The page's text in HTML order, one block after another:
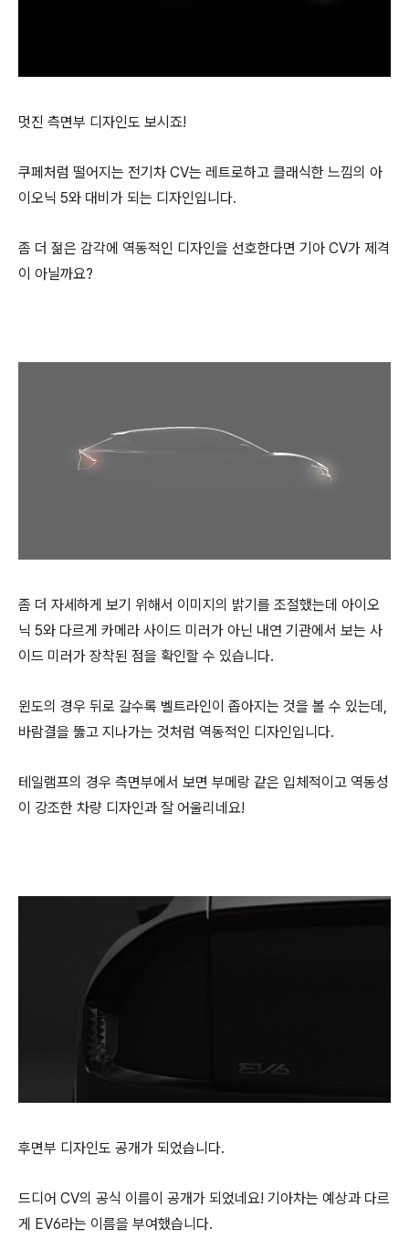
멋진 측면부 디자인도 보시죠!
쿠페처럼 떨어지는 전기차 CV는 레트로하고 클래식한 느낌의 아
이오닉 5와 대비가 되는 디자인입니다.
좀 더 젊은 감각에 역동적인 디자인을 선호한다면 기아 CV가 제격
이 아닐까요?
좀 더 자세하게 보기 위해서 이미지의 밝기를 조절했는데 아이오
닉 5와 다르게 카메라 사이드 미러가 아닌 내연 기관에서 보는 사
이드 미러가 장착된 점을 확인할 수 있습니다.
윈도의 경우 뒤로 갈수록 벨트라인이 좁아지는 것을 볼 수 있는데,
바람결을 뚫고 지나가는 것처럼 역동적인 디자인입니다.
테일램프의 경우 측면부에서 보면 부메랑 같은 입체적이고 역동성
이 강조한 차량 디자인과 잘 어울리네요!
후면부 디자인도 공개가 되었습니다.
드디어 CV의 공식 이름이 공개가 되었네요! 기아차는 예상과 다르
게 EV6라는 이름을 부여했습니다.